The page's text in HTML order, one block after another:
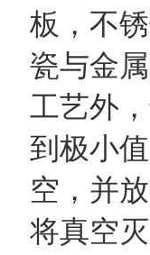
板，不
瓷与金
工艺外
到极小
空，并
将真空